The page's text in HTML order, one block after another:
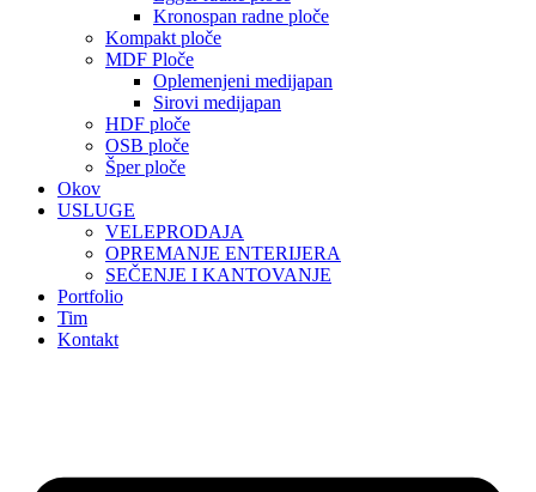
Kronospan radne ploče
Kompakt ploče
MDF Ploče
Oplemenjeni medijapan
Sirovi medijapan
HDF ploče
OSB ploče
Šper ploče
Okov
USLUGE
VELEPRODAJA
OPREMANJE ENTERIJERA
SEČENJE I KANTOVANJE
Portfolio
Tim
Kontakt